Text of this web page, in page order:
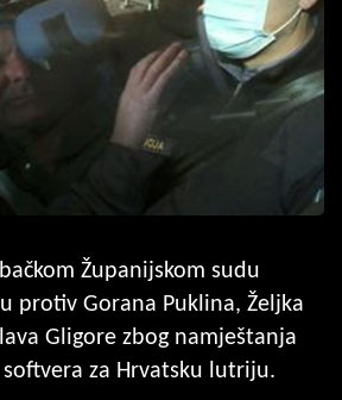
Županijskom sudu
protiv Gorana Puklina, Željka
Gligore zbog namještanja
za Hrvatsku lutriju.